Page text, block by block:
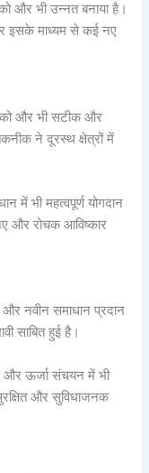
और भी उन्नत बनाया है।
इसके माध्यम से कई नए
को और भी सटीक और
ने दूरस्थ क्षेत्रों में
में भी महत्वपूर्ण योगदान
और रोचक आविष्कार
नवीन समाधान प्रदान
साबित हुई है।
और ऊर्जा संचयन में भी
और सुविधाजनक